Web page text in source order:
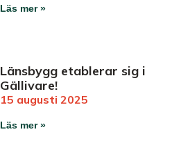
Läs mer »
Länsbygg etablerar sig i
Gällivare!
15 augusti 2025
Läs mer »